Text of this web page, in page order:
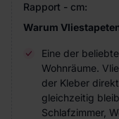
Rapport - cm:
Warum
Eine der
Wohnräume.
der Kleber
gleichzeitig
Schlafzimmer,